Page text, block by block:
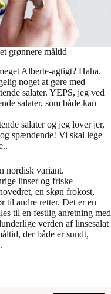
grønnere måltid
Alberte-agtigt? Haha.
noget at gøre med
salater. YEPS, jeg ved
salater, som både kan
salater og jeg lover jer,
spændende! Vi skal lege
nordisk variant.
linser og friske
en skøn frokost,
til andre retter. Det er en
til en festlig anretning med
verden af linsesalat
der både er sundt,